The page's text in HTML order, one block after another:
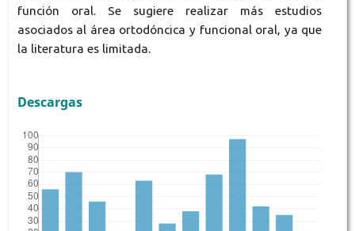
función oral. Se sugiere realizar más estudios
asociados al área ortodóncica y funcional oral, ya que
la literatura es limitada.
Descargas